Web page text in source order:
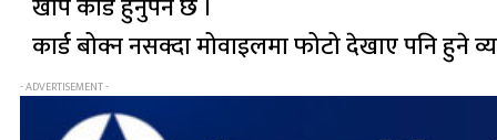
कार्ड बोक्न नसक्दा मोवाइलमा फोटो देखाए पनि हुने
- ADVERTISEMENT -